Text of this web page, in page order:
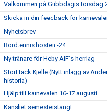
Välkommen på Gubbdagis torsdag
Skicka in din feedback för
Nyhetsbrev
Bordtennis hösten -24
Ny tränare för Heby AIF´s herrlag
Stort tack Kjelle (Nytt inlägg av
historia)
Hjälp till karnevalen 16-17 augusti
Kansliet semesterstängt